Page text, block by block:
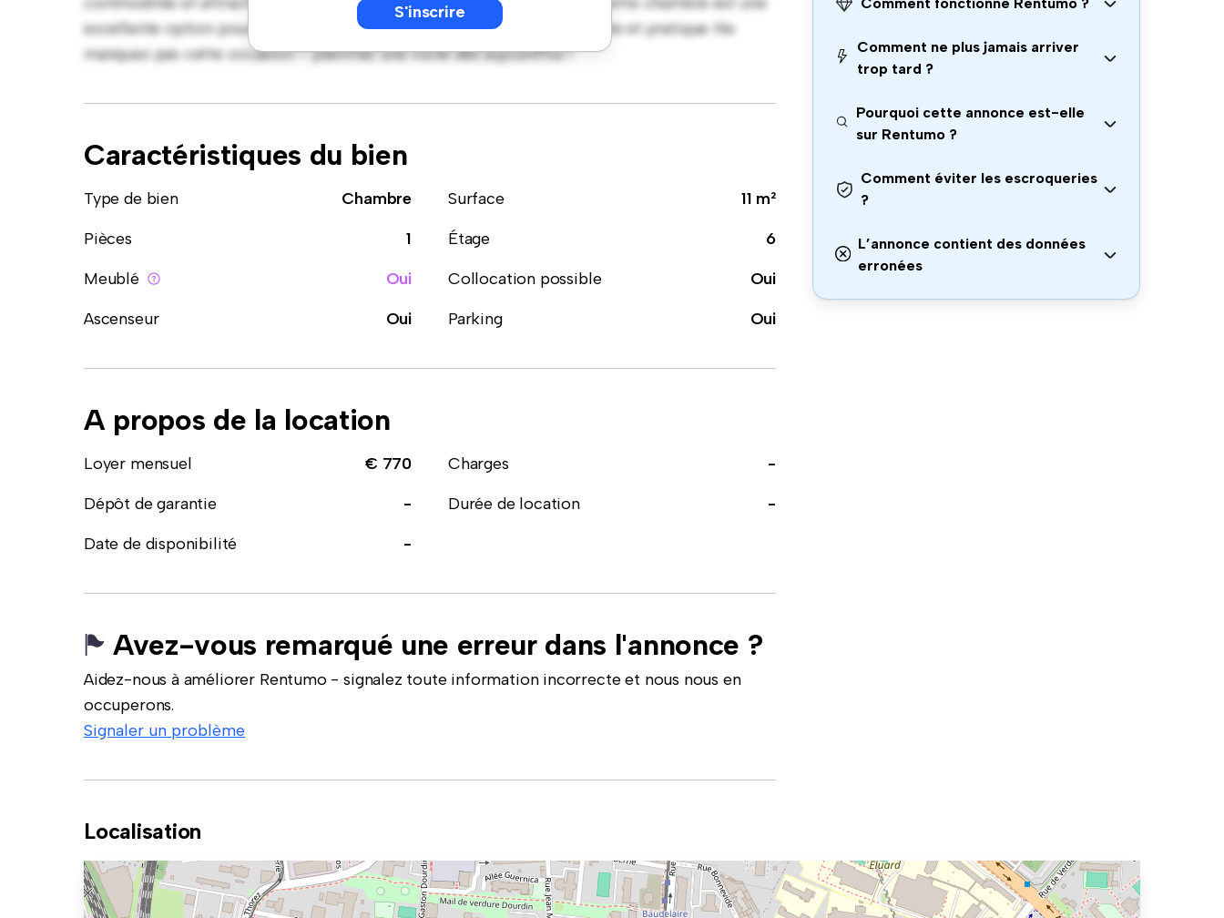
S'inscrire
excellente option pour ceux qui recherchent un mode de vie confortable et pratique. Ne
manquez pas cette occasion – planifiez une visite dès aujourd'hui !
Caractéristiques du bien
Type de bien Chambre Surface
11 m²
Pièces
1 Étage
6
Meublé
Oui Collocation possible
Oui
Ascenseur
Oui Parking Oui
A propos de la location
Loyer mensuel € 770 Charges
-
Dépôt de garantie
- Durée de location
-
Date de disponibilité
-
Avez-vous remarqué une erreur dans l'annonce ?
Aidez-nous à améliorer Rentumo - signalez toute information incorrecte et nous nous en
occuperons.
Signaler un problème
Comment ne plus jamais arriver
trop tard ?
Pourquoi cette annonce est-elle
sur Rentumo ?
Comment éviter les escroqueries
?
L’annonce contient des données
erronées
Localisation